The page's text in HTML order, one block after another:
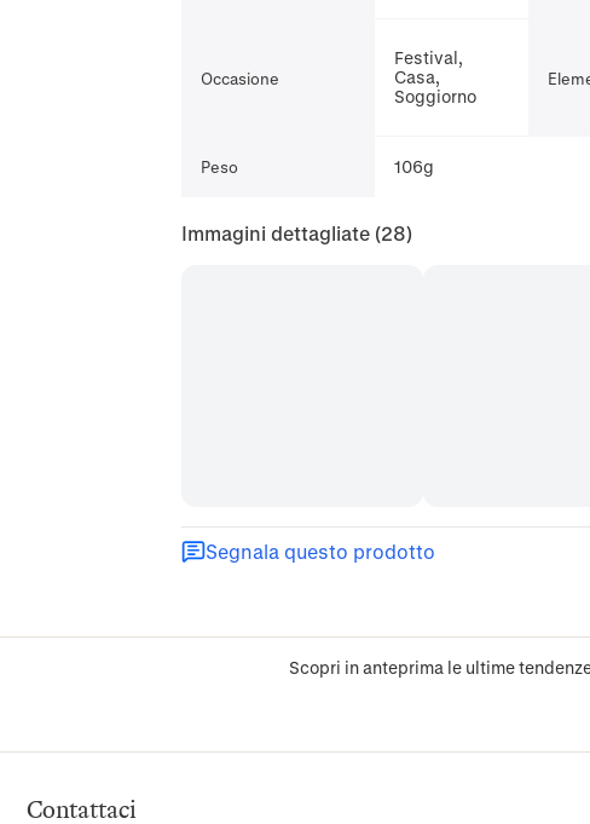
Occasione
Festival,
Casa,
Soggiorno
Peso 106g
Immagini dettagliate (28)
Segnala questo prodotto
Scopri in anteprima le ultime
Contattaci